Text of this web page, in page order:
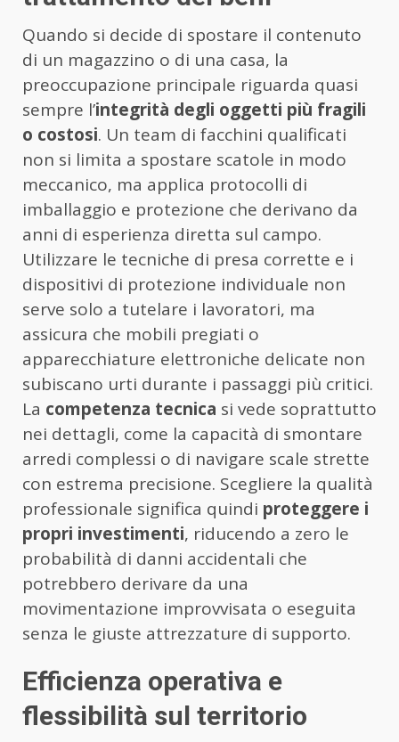
Quando si decide di spostare il contenuto
di un magazzino o di una casa, la
preoccupazione principale riguarda quasi
sempre l’integrità degli oggetti più fragili
o costosi. Un team di facchini qualificati
non si limita a spostare scatole in modo
meccanico, ma applica protocolli di
imballaggio e protezione che derivano da
anni di esperienza diretta sul campo.
Utilizzare le tecniche di presa corrette e i
dispositivi di protezione individuale non
serve solo a tutelare i lavoratori, ma
assicura che mobili pregiati o
apparecchiature elettroniche delicate non
subiscano urti durante i passaggi più critici.
La competenza tecnica si vede soprattutto
nei dettagli, come la capacità di smontare
arredi complessi o di navigare scale strette
con estrema precisione. Scegliere la qualità
professionale significa quindi proteggere i
propri investimenti, riducendo a zero le
probabilità di danni accidentali che
potrebbero derivare da una
movimentazione improvvisata o eseguita
senza le giuste attrezzature di supporto.
Efficienza operativa e
flessibilità sul territorio